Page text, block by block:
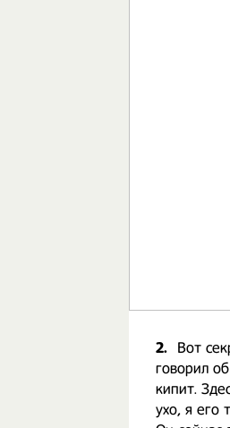
2.
Вот
говорил
кипит.
ухо, я его